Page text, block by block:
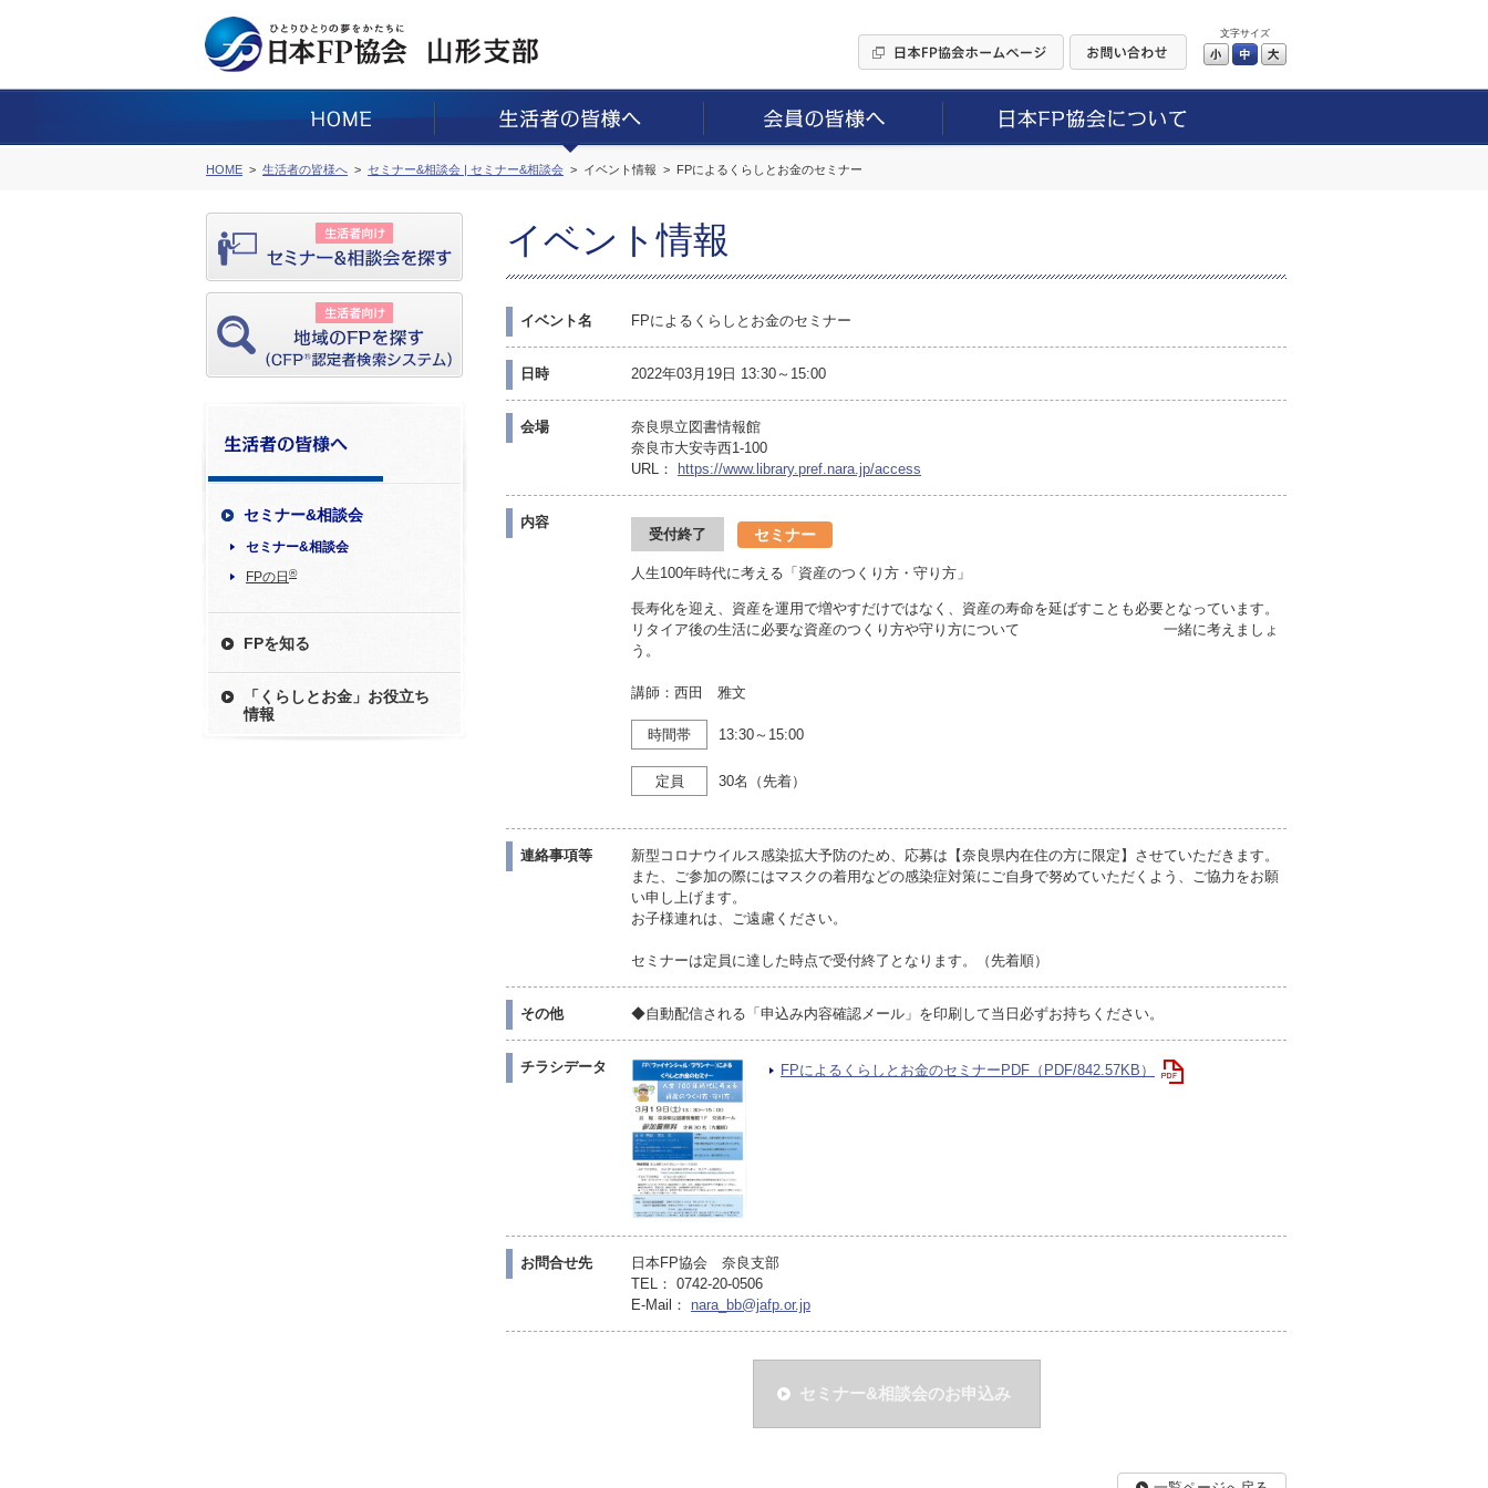
文字サイズ
小 中
HOME 生活者の皆様へ セミナー&相談会 | セミナー&相談会 イベント情報 FPによるくらしとお金のセミナー
セミナー&相談会
セミナー&相談会
FPの日 ®
FPを知る
「くらしとお金」お役立ち
情報
イベント情報
イベント名 FPによるくらしとお金のセミナー
日時 2022年03月19日 13:30～15:00
会場
奈良県立図書情報館
奈良市大安寺西1-100
URL：
https://www.library.pref.nara.jp/access
内容
受付終了 セミナー
人生100年時代に考える「資産のつくり方・守り方」
長寿化を迎え、資産を運用で増やすだけではなく、資産の寿命を延ばすことも必要となっています。
リタイア後の生活に必要な資産のつくり方や守り方について 一緒に考えましょ
う。
講師：西田 雅文
時間帯 13:30～15:00
定員 30名（先着）
連絡事項等
新型コロナウイルス感染拡大予防のため、応募は【奈良県内在住の方に限定】させていただきます。
また、ご参加の際にはマスクの着用などの感染症対策にご自身で努めていただくよう、ご協力をお願
い申し上げます。
お子様連れは、ご遠慮ください。
セミナーは定員に達した時点で受付終了となります。（先着順）
その他 ◆自動配信される「申込み内容確認メール」を印刷して当日必ずお持ちください。
チラシデータ FPによるくらしとお金のセミナーPDF（PDF/842.57KB）
お問合せ先
日本FP協会 奈良支部
TEL： 0742-20-0506
E-Mail： nara_bb@jafp.or.jp
セミナー&相談会のお申込み